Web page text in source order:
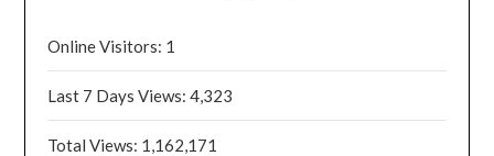
Online Visitors: 1
Last 7 Days Views:4,323
Total Views: 1,162,171